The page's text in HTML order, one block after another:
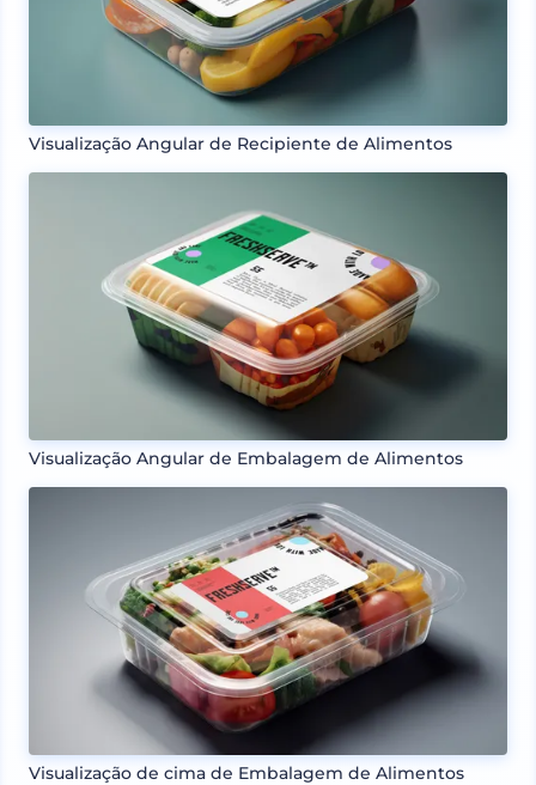
Visualização Angular de Recipiente de Alimentos
Visualização Angular de Embalagem de Alimentos
Visualização de cima de Embalagem de Alimentos